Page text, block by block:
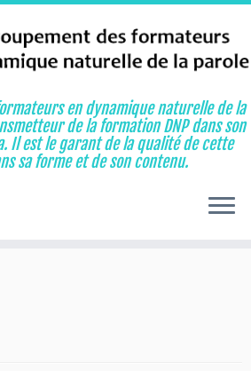
en dynamique naturelle de la
de la formation DNP dans son
Il est le garant de la qualité de cette
sa forme et de son contenu.